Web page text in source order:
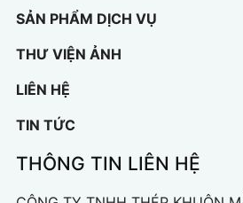
SẢN PHẨM DỊCH VỤ
THƯ VIỆN ẢNH
LIÊN HỆ
TIN TỨC
THÔNG TIN LIÊN HỆ